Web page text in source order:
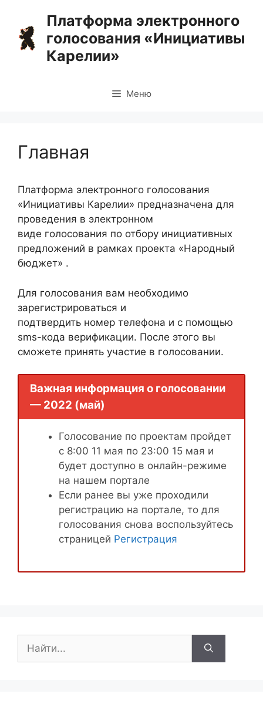
содержимому
Платформа электронного
голосования «Инициативы
Карелии»
Меню
Главная
Платформа электронного голосования
«Инициативы Карелии» предназначена для
проведения в электронном
виде голосования по отбору инициативных
предложений в рамках проекта «Народный
бюджет» .
Для голосования вам необходимо
зарегистрироваться и
подтвердить номер телефона и с помощью
sms-кода верификации. После этого вы
сможете принять участие в голосовании.
Важная информация о голосовании
— 2022 (май)
Голосование по проектам пройдет
с 8:00 11 мая по 23:00 15 мая и
будет доступно в онлайн-режиме
на нашем портале
Если ранее вы уже проходили
регистрацию на портале, то для
голосования снова воспользуйтесь
страницей Регистрация